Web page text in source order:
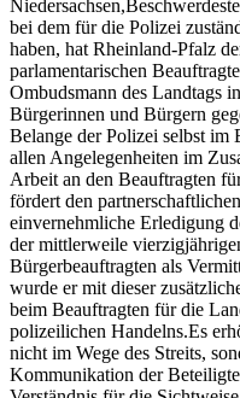
bei dem für die Polizei
haben, hat Rheinland-Pfalz
parlamentarischen
Ombudsmann des Landtags
Bürgerinnen und Bürgern
Belange der Polizei selbst
allen Angelegenheiten im
Arbeit an den Beauftragten
fördert den
einvernehmliche Erledigung
der mittlerweile
Bürgerbeauftragten als
wurde er mit dieser
beim Beauftragten für die
polizeilichen Handelns.Es
nicht im Wege des Streits,
Kommunikation der